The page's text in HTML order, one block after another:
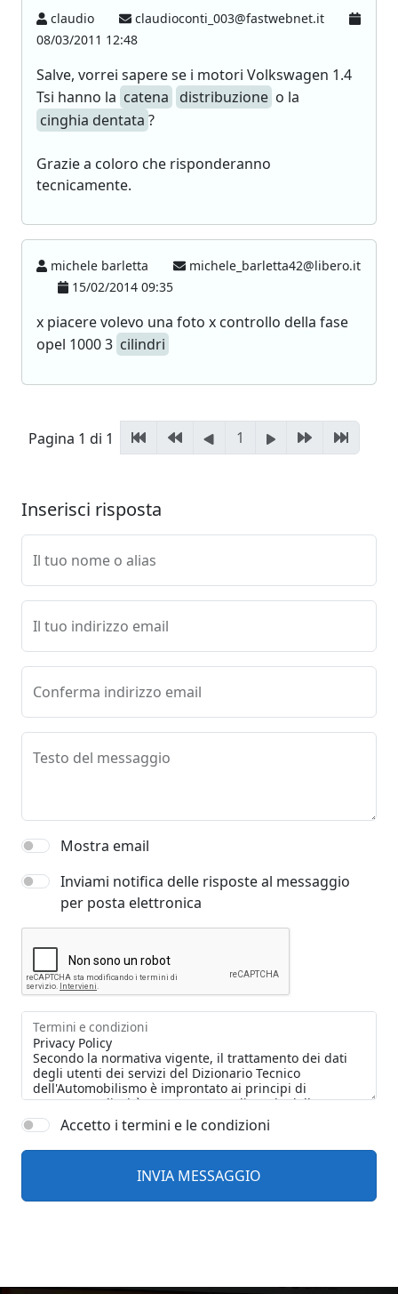
claudio
claudioconti_003@fastwebnet.it
08/03/2011 12:48
Salve, vorrei sapere se i motori Volkswagen 1.4
Tsi hanno la catena distribuzione o la
cinghia dentata ?
Grazie a coloro che risponderanno
tecnicamente.
michele barletta
michele_barletta42@libero.it
15/02/2014 09:35
x piacere volevo una foto x controllo della fase
opel 1000 3 cilindri
Pagina 1 di 1 1
Inserisci risposta
Il tuo nome o alias
Il tuo indirizzo email
Conferma indirizzo email
Testo del messaggio
Mostra email
Inviami notifica delle risposte al messaggio
per posta elettronica
Termini e condizioni
Accetto i termini e le condizioni